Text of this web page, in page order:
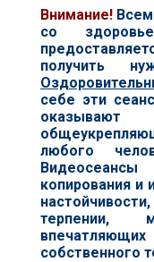
Внимание!
со
получить
себе эти
любого
копирования и
терпении,
собственного